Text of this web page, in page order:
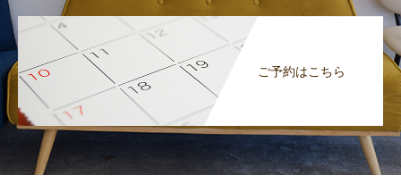
ご予約はこちら